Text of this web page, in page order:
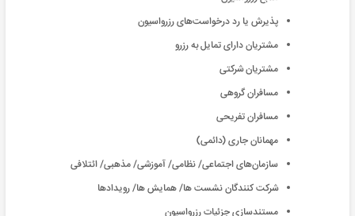
پذیرش یا رد درخواست‌های رزرواسیون
مشتریان دارای تمایل به رزرو
مشتریان شرکتی
مسافران گروهی
مسافران تفریحی
مهمانان جاری (دائمی)
سازمان‌های اجتماعی/ نظامی/ آموزشی/ مذهبی/ ائتلافی
شرکت کنندگان نشست ها/ همایش ها/ رویدادها
مستند‌سازی جزئیات رزرواسیون